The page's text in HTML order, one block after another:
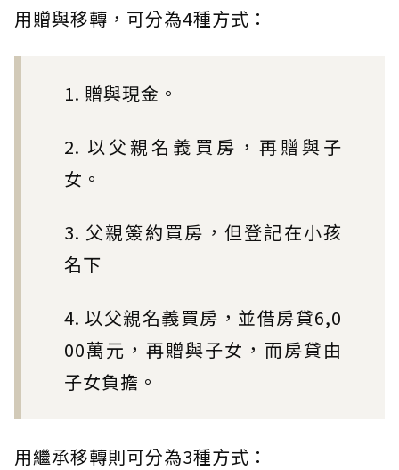
用贈與移轉，可分為4種方式：
1. 贈與現金。
2. 以父親名義買房，再贈與子
女。
3. 父親簽約買房，但登記在小孩
名下
4. 以父親名義買房，並借房貸6,0
00萬元，再贈與子女，而房貸由
子女負擔。
用繼承移轉則可分為3種方式：